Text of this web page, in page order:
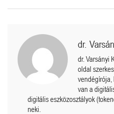
dr.
dr. Varsányi
oldal
vendégírója,
van a
digitális eszközosztályok
neki.